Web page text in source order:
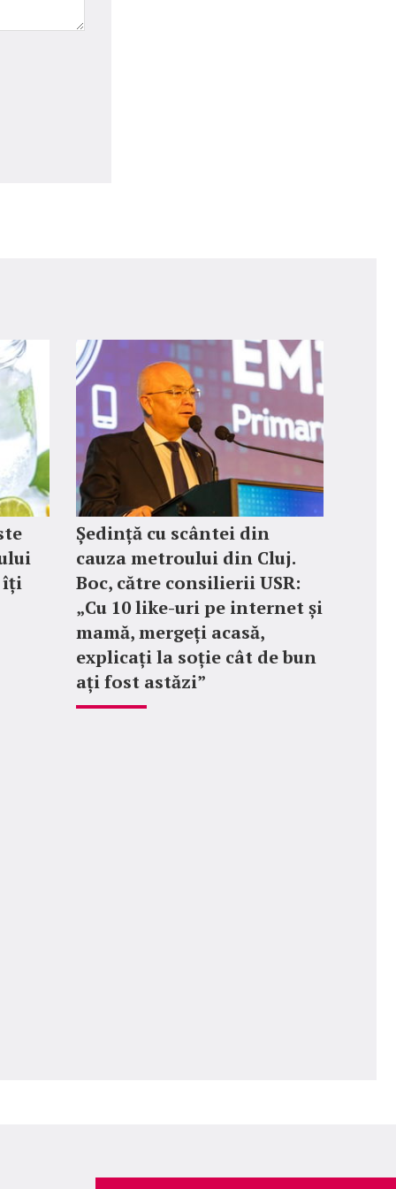
îți
Ședință cu scântei din
cauza metroului din Cluj.
Boc, către consilierii USR:
„Cu 10 like-uri pe internet și
mamă, mergeți acasă,
explicați la soție cât de bun
ați fost astăzi”